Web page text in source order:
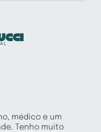
médico e um
Tenho muito